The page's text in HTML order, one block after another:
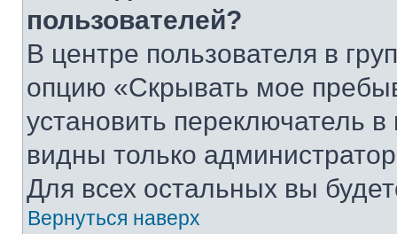
пользователей?
В центре пользователя в
опцию «Скрывать мое
установить переключатель
видны только
Для всех остальных вы
Вернуться наверх